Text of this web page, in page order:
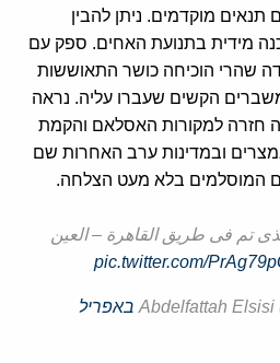
תנאים מוקדמים. ניתן להבין
מידית בתנועת האחים. ספק עם
שהרי הוכיחה כושר התאוששות
הקשים שעברו עליה. נראה
חזרה למקורות האסלאם והקמת
ובמדינות ערב האחרות שם
המוסלמים בלא מעט הצלחה.
تم فى طريق القاهرة – العين
pic.twitter.com/
20 באפריל